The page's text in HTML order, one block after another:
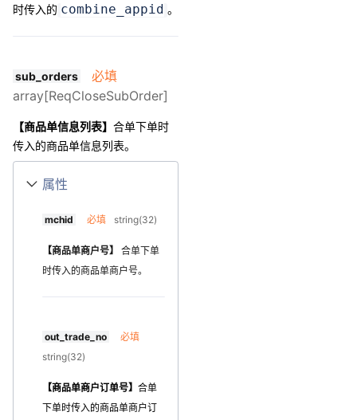
时传入的 combine_appid 。
sub_orders
必填
array[ReqCloseSubOrder]
【商品单信息列表】 合单下单时
传入的商品单信息列表。
属性
mchid 必填 string(32)
【商品单商户号】
合单下单
时传入的商品单商户号。
out_trade_no
必填
string(32)
【商品单商户订单号】 合单
下单时传入的商品单商户订